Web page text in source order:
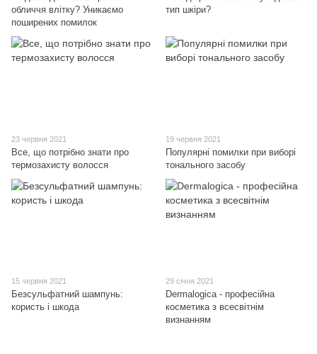
обличчя влітку? Уникаємо
поширених помилок
тип шкіри?
23 червня 2021
Все, що потрібно знати про
термозахисту волосся
19 червня 2021
Популярні помилки при виборі
тонального засобу
15 червня 2021
Безсульфатний шампунь:
користь і шкода
29 січня 2021
Dermalogica - професійна
косметика з всесвітнім
визнанням